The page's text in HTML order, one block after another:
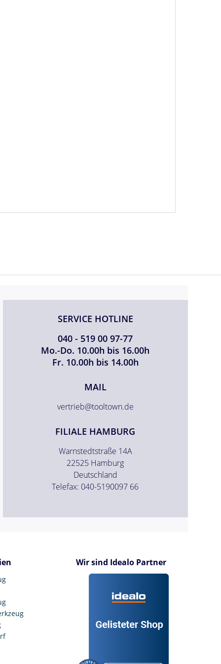
SERVICE HOTLINE
040 - 519 00 97-77
Mo.-Do. 10.00h bis 16.00h
Fr. 10.00h bis 14.00h
MAIL
vertrieb@tooltown.de
FILIALE HAMBURG
Warnstedtstraße 14A
22525 Hamburg
Deutschland
Telefax: 040-5190097 66
Wir sind Idealo Partner